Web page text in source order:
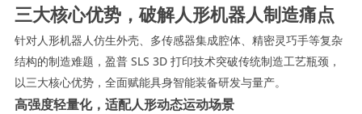
三大核心优势，破解人形机器人制造痛点
针对人形机器人仿生外壳、多传感器集成腔体、精密灵巧手等复杂
结构的制造难题，盈普 SLS 3D 打印技术突破传统制造工艺瓶颈，
以三大核心优势，全面赋能具身智能装备研发与量产。
高强度轻量化，适配人形动态运动场景